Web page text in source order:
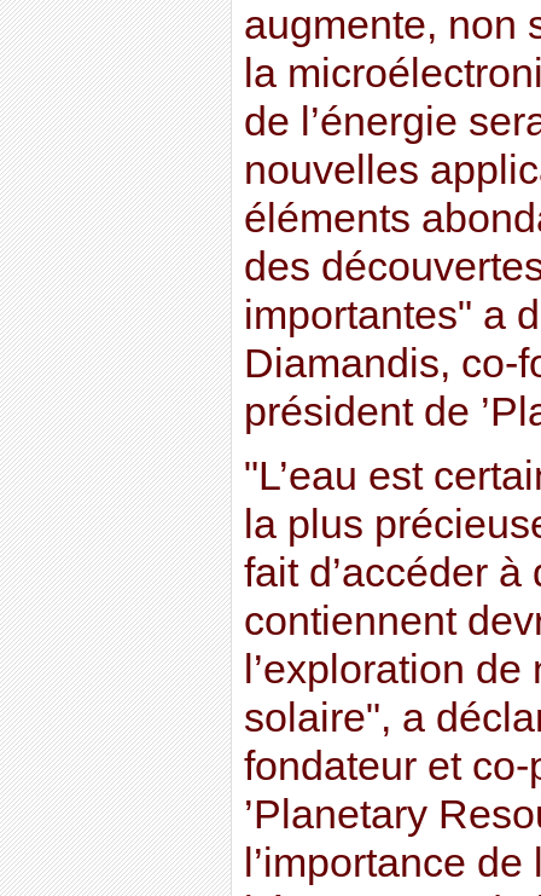
augmente, non
la
de l’énergie
nouvelles
éléments
des
importantes" a
Diamandis, co-
président de
"L’eau est
la plus
fait d’accéder
contiennent
l’exploration
solaire", a
fondateur et
’Planetary
l’importance de